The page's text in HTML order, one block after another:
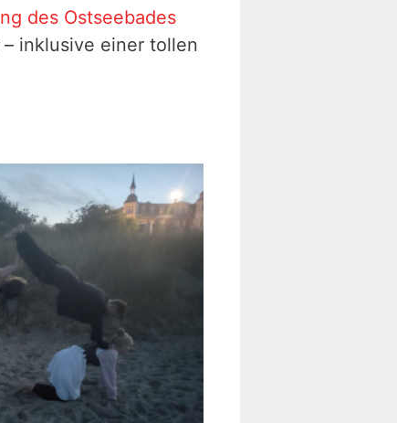
des Ostseebades
inklusive einer tollen